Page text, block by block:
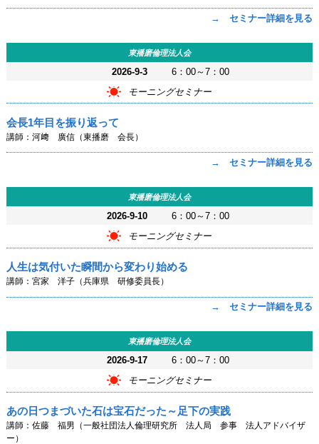
→ セミナー詳細を見る
東播磨倫理法人会
2026-9-3
6：00～7：00
モーニングセミナー
会長1年目を振り返って
講師：河﨑 廣信（東播磨 会長）
→ セミナー詳細を見る
東播磨倫理法人会
2026-9-10
6：00～7：00
モーニングセミナー
人生は気付いた瞬間から変わり始める
講師：宮家 洋子（兵庫県 研修委員長）
→ セミナー詳細を見る
東播磨倫理法人会
2026-9-17
6：00～7：00
モーニングセミナー
あの日つまづいた石は宝石だった～足下の実践
講師：佐藤 福男（一般社団法人倫理研究所 法人局 参事 法人アドバイザ
ー）